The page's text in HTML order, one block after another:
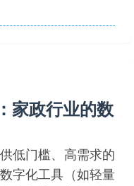
家政行业的数
低门槛、高需求的
字化工具（如轻量